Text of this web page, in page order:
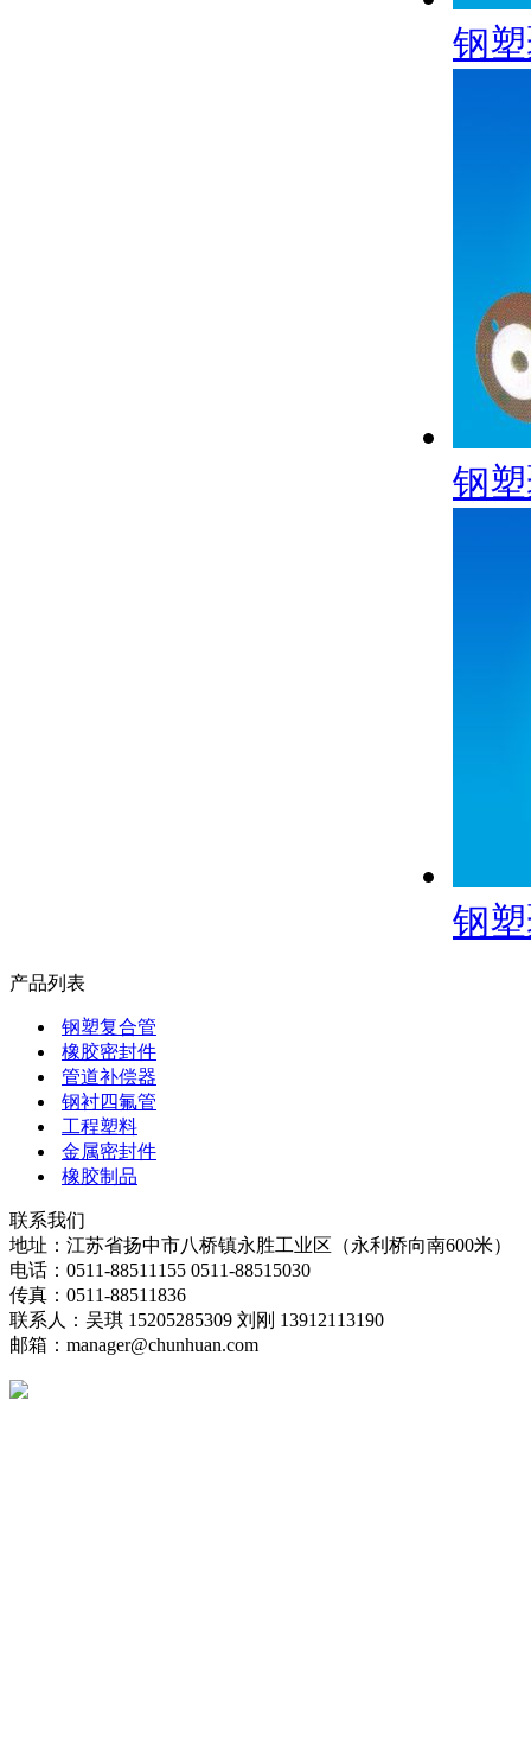
钢
钢
钢
产品列表
钢塑复合管
橡胶密封件
管道补偿器
钢衬四氟管
工程塑料
金属密封件
橡胶制品
联系我们
地址：江苏省扬中市八桥镇永胜工业区（永利桥向南600米）
电话：0511-88511155 0511-88515030
传真：0511-88511836
联系人：吴琪 15205285309 刘刚 13912113190
邮箱：manager@chunhuan.com